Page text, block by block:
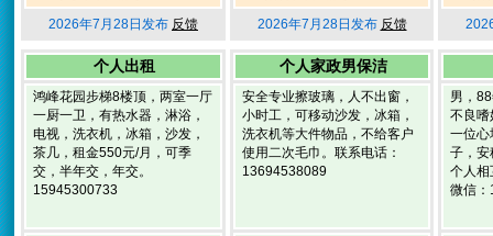
2026年7月28日发布 反馈
2026年7月28日发布 反馈
个人出租
鸿峰花园步梯8楼顶，两室一厅
一厨一卫，有热水器，淋浴，
电视，洗衣机，冰箱，沙发，
茶几，租金550元/月，可季
交，半年交，年交。
15945300733
个人家政男保洁
安全专业擦玻璃，人不出窗，
小时工，可移动沙发，冰箱，
洗衣机等大件物品，不给客户
使用二次毛巾。联系电话：
13694538089
男，
不良嗜
一位心
子，安
个人相
微信